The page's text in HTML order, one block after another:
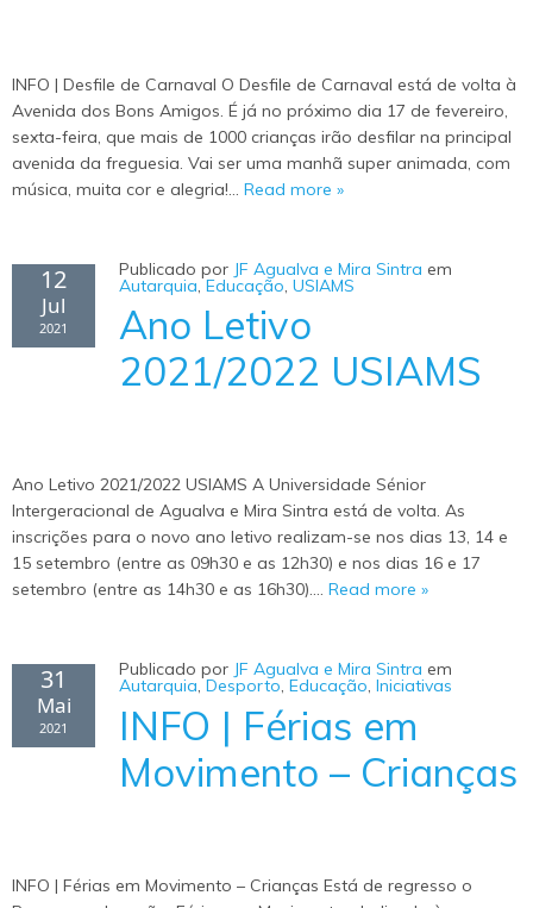
INFO | Desfile de Carnaval O Desfile de Carnaval está de volta à
Avenida dos Bons Amigos. É já no próximo dia 17 de fevereiro,
sexta-feira, que mais de 1000 crianças irão desfilar na principal
avenida da freguesia. Vai ser uma manhã super animada, com
música, muita cor e alegria!… Read more »
12
Jul
2021
Publicado por JF Agualva e Mira Sintra em
Autarquia ,Educação USIAMS
Ano Letivo
2021/2022 USIAMS
Ano Letivo 2021/2022 USIAMS A Universidade Sénior
Intergeracional de Agualva e Mira Sintra está de volta. As
inscrições para o novo ano letivo realizam-se nos dias 13, 14 e
15 setembro (entre as 09h30 e as 12h30) e nos dias 16 e 17
setembro (entre as 14h30 e as 16h30).… Read more »
31
Mai
2021
Publicado por JF Agualva e Mira Sintra em
Autarquia,Desporto, Educação, Iniciativas
INFO | Férias em
Movimento – Crianças
INFO | Férias em Movimento – Crianças Está de regresso o